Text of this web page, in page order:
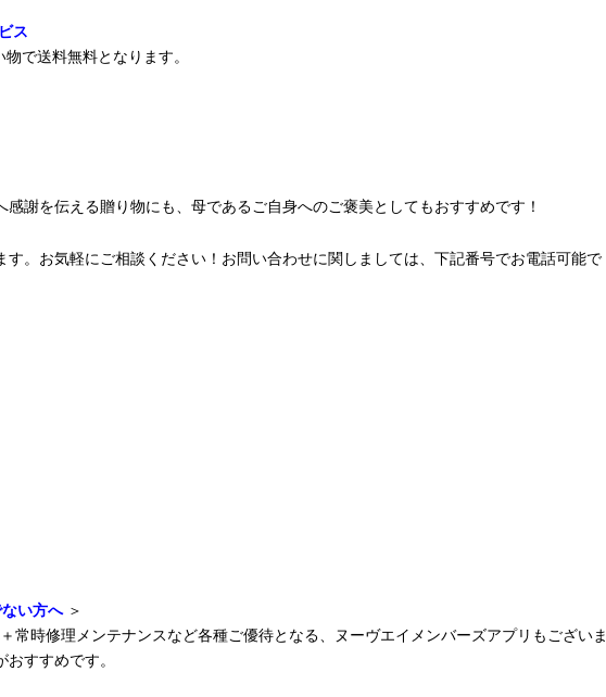
ス
で送料無料となります。
謝を伝える贈り物にも、母であるご自身へのご褒美としてもおすすめです！
。お気軽にご相談ください！お問い合わせに関しましては、下記番号でお電話可能で
い方へ ＞
常時修理メンテナンスなど各種ご優待となる、ヌーヴエイメンバーズアプリもございま
すすめです。